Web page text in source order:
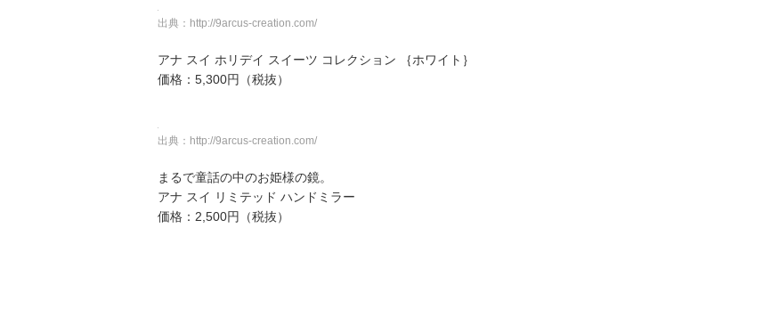
出典： http://9arcus-creation.com/
アナ スイ ホリデイ スイーツ コレクション ｛ホワイト｝
価格：5,300円（税抜）
出典： http://9arcus-creation.com/
まるで童話の中のお姫様の鏡。
アナ スイ リミテッド ハンドミラー
価格：2,500円（税抜）